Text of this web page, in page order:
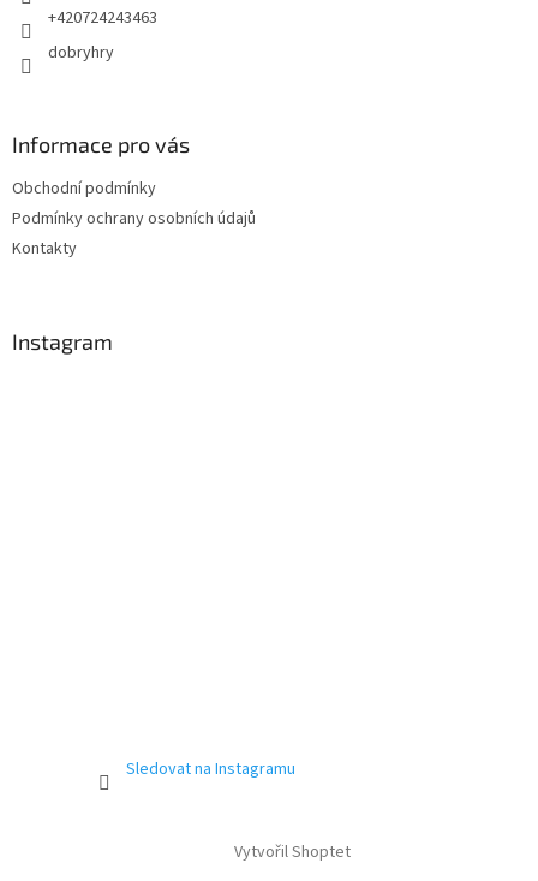
+420724243463
dobryhry
Informace pro vás
Obchodní podmínky
Podmínky ochrany osobních údajů
Kontakty
Instagram
Sledovat na Instagramu
Vytvořil Shoptet